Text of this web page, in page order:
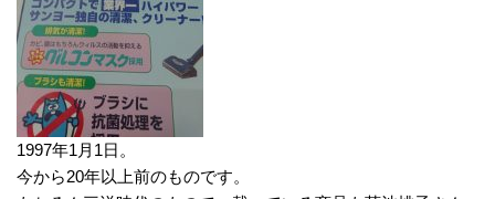
1997年1月1日。
今から20年以上前のものです。